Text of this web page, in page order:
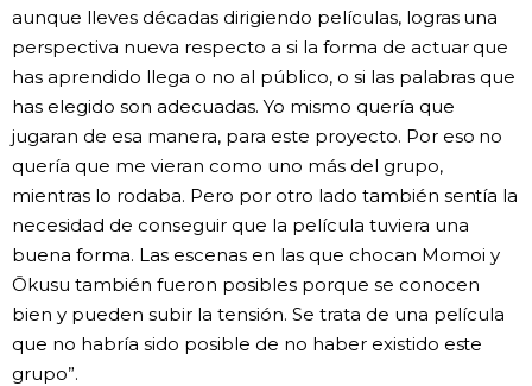
aunque lleves décadas dirigiendo películas, logras una
perspectiva nueva respecto a si la forma de actuar que
has aprendido llega o no al público, o si las palabras que
has elegido son adecuadas. Yo mismo quería que
jugaran de esa manera, para este proyecto. Por eso no
quería que me vieran como uno más del grupo,
mientras lo rodaba. Pero por otro lado también sentía la
necesidad de conseguir que la película tuviera una
buena forma. Las escenas en las que chocan Momoi y
Ōkusu también fueron posibles porque se conocen
bien y pueden subir la tensión. Se trata de una película
que no habría sido posible de no haber existido este
grupo”.